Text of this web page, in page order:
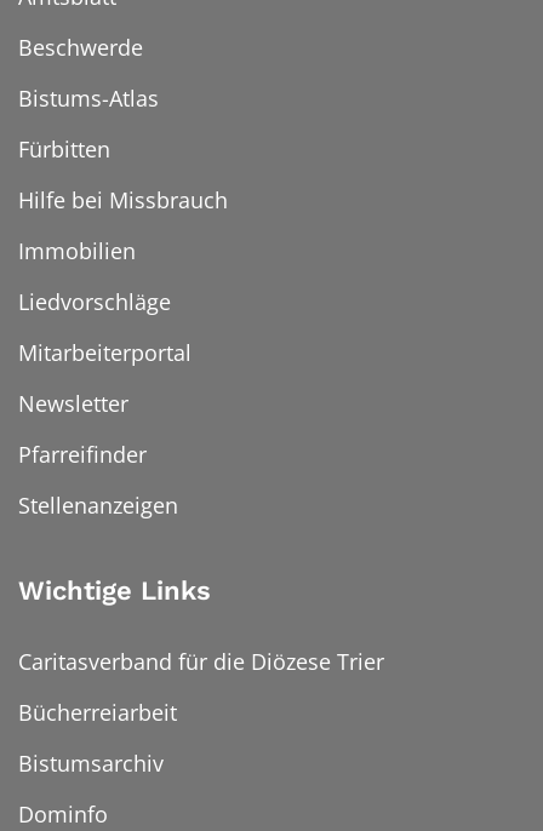
Beschwerde
Bistums-Atlas
Fürbitten
Hilfe bei Missbrauch
Immobilien
Liedvorschläge
Mitarbeiterportal
Newsletter
Pfarreifinder
Stellenanzeigen
Wichtige Links
Caritasverband für die Diözese Trier
Bücherreiarbeit
Bistumsarchiv
Dominfo